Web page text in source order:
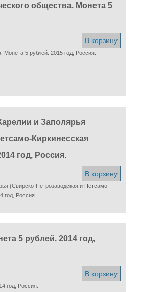
общества. Монета 5
В корзину
Монета 5 рублей. 2015 год, Россия.
и Заполярья
Киркинесская
год, Россия.
В корзину
(Свирско-Петрозаводская и Петсамо-
год, Россия
5 рублей. 2014 год,
В корзину
год, Россия.